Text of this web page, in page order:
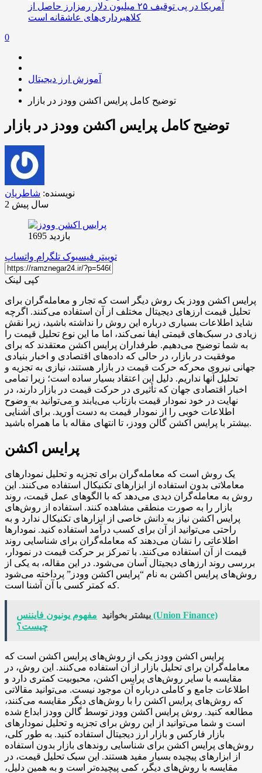
آمریکا در پی توقیف ۲۵ میلیون دلار رمزارز حاصل از
کلاهبرداری‌های عاشقانه است
0
آموزش ارز دیجیتال
توضیح کامل پرایس اکشن وودز در بازار
توضیح کامل پرایس اکشن وودز در بازار
نویسنده: شاطریان
2 سال پیش
بازدید 1695
توییتر فیسبوک تلگرام واتساپ
کپی لینک
پرایس اکشن وودز یک روش دیگر است که تجار و معامله‌گران برای
تحلیل قیمت ارزهای دیجیتال مختلف از آن استفاده می‌کنند. اگرچه
شاید اطلاعات بسیاری درباره این روش را نداشته باشید، زیرا نقش
زیادی در سبک‌های قیمتی ایفا نمی‌کند، اما ما این نوع تحلیل قیمت را
به شما توضیح می‌دهیم. طرفداران پرایس اکشن معتقدند که برای
موفقیت در بازار، در حالی که داده‌های اقتصادی و اخبار بنیادی
جهانی نیروی محرکه حرکت قیمت در بازار هستند، نیازی به تجزیه و
تحلیل آنها نداریم. دلیل این اعتقاد بسیار ساده است؛ زیرا تمامی
اخبار اقتصادی جهان که تأثیری در حرکت قیمت در بازار دارند، در
نهایت در خود نمودار قیمت بازتاب می‌یابند و می‌توانید به وضوح
اطلاعات خوبی را از نمودار قیمت به دست آورید. برای آشنایی
بیشتر با پرایس اکشن گالن وودز، تا انتهای مقاله با ما همراه باشید.
پرایس اکشن
یک روش است که معامله‌گران برای تجزیه و تحلیل نمودارهای
معاملاتی بدون استفاده از ابزارهای تکنیکال استفاده می‌کنند. این
روش به معامله‌گران دیدی می‌دهد که با الگوهای عمل قیمت، روند
بازار را به صورت منطقی مشاهده کنند. استفاده از روش‌های
پرایس اکشن نیاز به دانش خاصی از ابزارهای تکنیکال ندارد و به
راحتی می‌توانید از آن برای کسب درآمد استفاده کنید. نمودارها
اطلاعاتی را نشان می‌دهند که معامله‌گران برای شناسایی روند
قیمت از آن استفاده می‌کنند. با تمرکز بر حرکت قیمت در نمودار،
بررسی روند ارزهای دیجیتال آسان می‌شود. در این مقاله، به یکی از
روش‌های پرایس اکشن به نام “پرایس اکشن وودز” پرداخته می‌شود
که کمتر کسی با آن آشنا است.
بیشتر بخوانید مفهوم یونیون فایننس (Union Finance)
چیست؟
پرایس اکشن وودز یکی از روش‌های پرایس اکشن است که
معامله‌گران برای تحلیل بازار از آن استفاده می‌کنند. این روش، در
مقایسه با سایر روش‌های پرایس اکشن، محبوبیت کمتری دارد و
اطلاعات جامع و کاملی درباره آن موجود نیست. می‌توانید مقالاتی
که روش‌های پرایس اکشن را با روش‌های دیگر مقایسه می‌کنند،
مطالعه کنید. روش پرایس اکشن وودز توسط گالن وودز ابداع شده
است و شما می‌توانید از این روش برای تجزیه و تحلیل نمودارهای
بازار فارکس و بازار ارز دیجیتال استفاده کنید. به طور کلی،
روش‌های پرایس اکشن برای شناسایی روندهای بازار بدون استفاده
از ابزارهای پیچیده بسیار مفید هستند. این سبک تحلیل قیمت، در
مقایسه با روش‌های دیگر، کمی پیچیده‌تر است و به همین دلیل،